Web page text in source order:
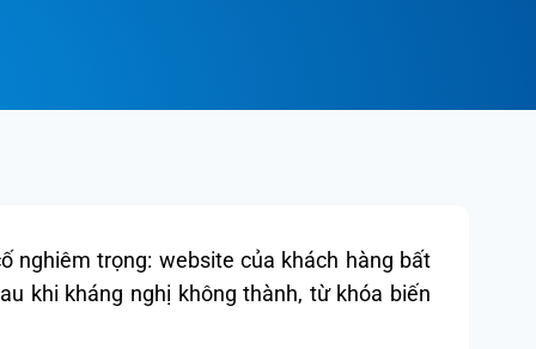
nghiêm trọng: website của khách hàng bất
khi kháng nghị không thành, từ khóa biến